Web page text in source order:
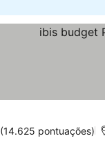
(14.625 pontuações)